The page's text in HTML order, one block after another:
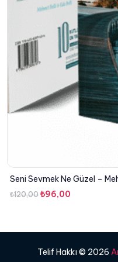
Seni Sevmek Ne Güzel –
₺120,00 Orijinal
₺96,00
₺96,00.
Telif Hakkı © 2026